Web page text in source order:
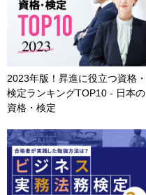
2023年版！昇進に役立つ資格・
検定ランキングTOP10 - 日本の
資格・検定